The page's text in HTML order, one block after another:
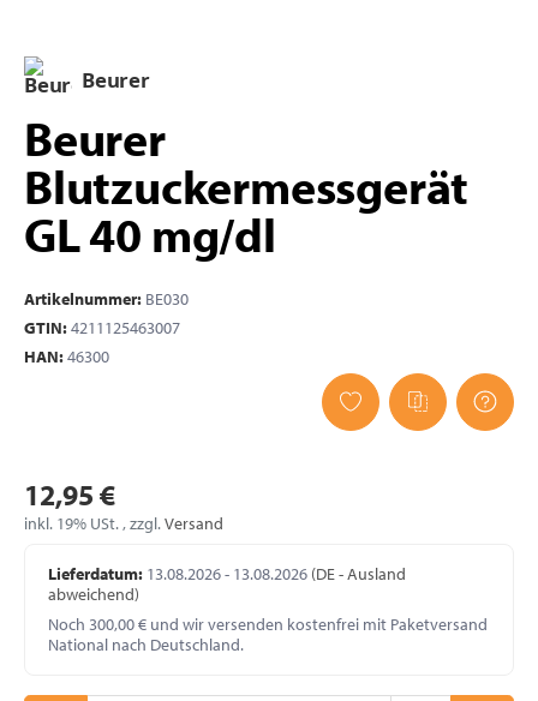
Beurer
Beurer
Blutzuckermessgerät
GL 40 mg/dl
Artikelnummer: BE030
GTIN:4211125463007
HAN:46300
12,95 €
inkl. 19% USt. , zzgl.Versand
Lieferdatum: 13.08.2026 - 13.08.2026 (DE - Ausland
abweichend)
Noch 300,00 € und wir versenden kostenfrei mit Paketversand
National nach Deutschland.